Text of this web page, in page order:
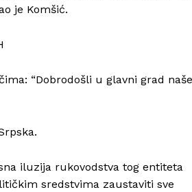
Info
Kontakt
je Komšić.
“Dobrodošli u glavni grad naše
iluzija rukovodstva tog entiteta
sredstvima zaustaviti sve